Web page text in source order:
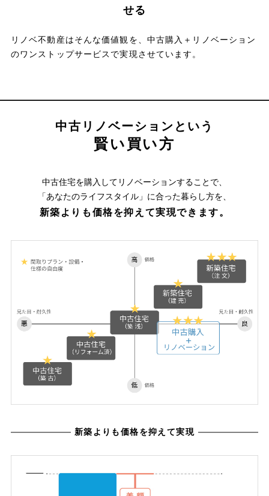
せる
リノベ不動産はそんな価値観を、中古購入＋リノベーション
のワンストップサービスで実現させています。
中古リノベーションという
賢い買い方
新築よりも価格を抑えて実現
中古住宅を購入してリノベーションすることで、
「あなたのライフスタイル」に合った暮らし方を、
新築よりも価格を抑えて実現できます。